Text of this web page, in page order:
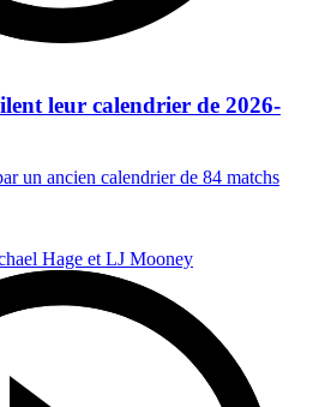
leur calendrier de 2026-
un ancien calendrier de 84 matchs